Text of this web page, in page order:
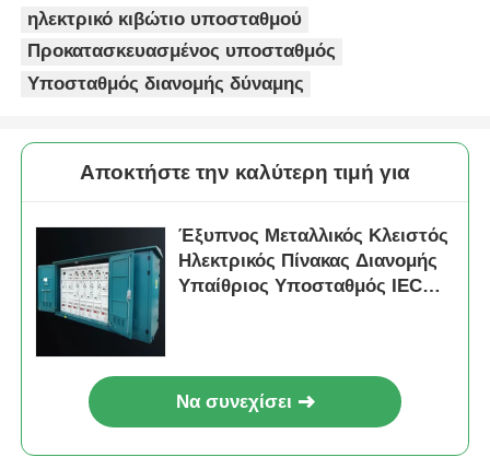
Ζητήστε ένα απόσπασμα
Συσκευή διακόπτη μεσαίας τάσης
Συσκευές διακόπτη χαμηλής τάσης
AIS Διακόπτης Αέρος Μονωμένος
ΓΣΥ Αερίου Μονωμένου Διακόπτη
Διακόπτης στερεής μόνωσης
ηλεκτρικό κιβώτιο υποσταθμού
Προκατασκευασμένος υποσταθμός
Υποσταθμός διανομής δύναμης
Αποκτήστε την καλύτερη τιμή για
Έξυπνος Μεταλλικός Κλειστός
Ηλεκτρικός Πίνακας Διανομής
Υπαίθριος Υποσταθμός IEC
Να συνεχίσει